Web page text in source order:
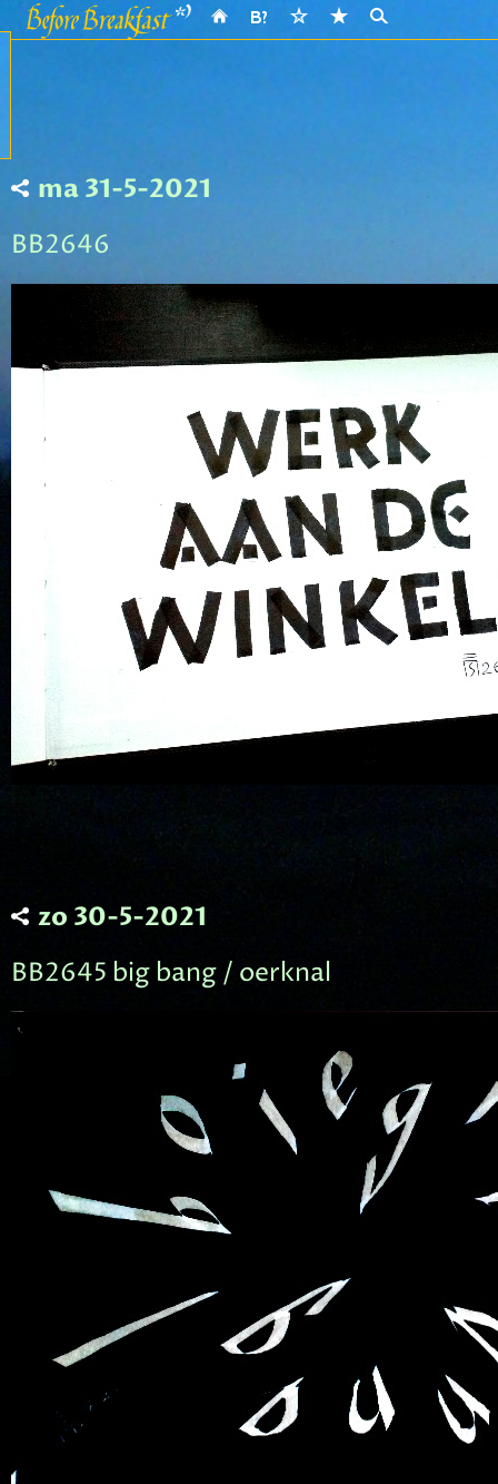
ma 31-5-2021
BB2646
zo 30-5-2021
BB2645 big bang / oerknal